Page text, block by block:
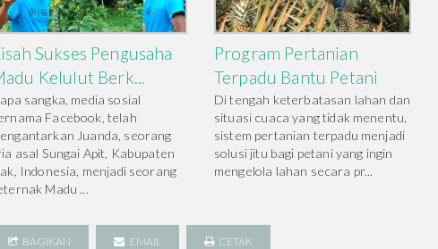
Sukses Pengusaha
Kelulut Berk...
sangka, media sosial
Facebook, telah
Juanda, seorang
asal Sungai Apit, Kabupaten
Indonesia, menjadi seorang
Madu ...
Program Pertanian
Terpadu Bantu Petani
Di tengah keterbatasan lahan dan
situasi cuaca yang tidak menentu,
sistem pertanian terpadu menjadi
solusi jitu bagi petani yang ingin
mengelola lahan secara pr...
BAGIKAN EMAIL CETAK